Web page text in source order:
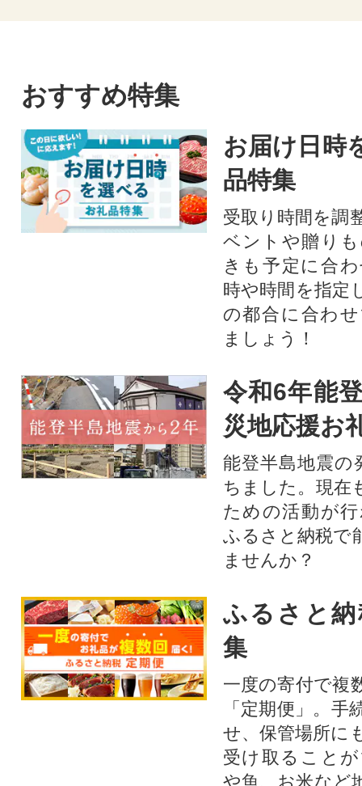
おすすめ特集
お届け日時
品特集
受取り時間を調
ベントや贈り
きも予定に合
時や時間を指定
の都合に合わ
ましょう！
令和6年能
災地応援お
能登半島地震の
ちました。現在
ための活動が
ふるさと納税で
ませんか？
ふるさと
集
一度の寄付で複
「定期便」。
せ、保管場所に
受け取ること
や魚、お米など